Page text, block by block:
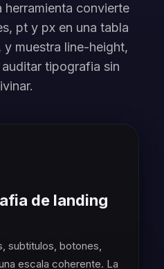
herramienta convierte
pt y px en una tabla
muestra line-height,
tipografia sin
de landing
subtitulos, botones,
escala coherente. La